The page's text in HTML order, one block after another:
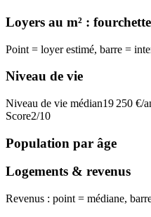
Loyers au m² : fourchette
Point = loyer estimé, barre =
Niveau de vie
Niveau de vie médian19 250 €/
Score2/10
Population par âge
Logements & revenus
Revenus : point = médiane,